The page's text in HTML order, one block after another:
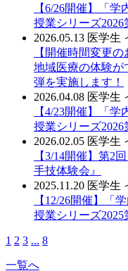
【6/26開催】「
授業シリーズ2026
2026.05.13 医学生
【開催時間変更
地域医療の体験が
弾を実施します！
2026.04.08 医学生
【4/23開催】「
授業シリーズ2026
2026.02.05 医学生
【3/14開催】第2
手技体験会』
2025.11.20 医学生
【12/26開催】「
授業シリーズ2025
1 2 3 ... 8
一覧へ